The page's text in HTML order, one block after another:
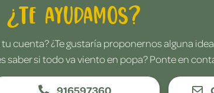
¿Te ayudamos?
cuenta? ¿Te gustaría proponernos alguna
saber si todo va viento en popa? Ponte en
916597360